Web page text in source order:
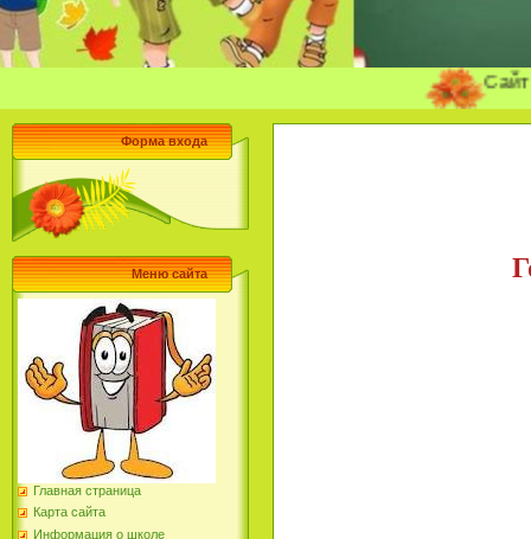
Сайт
Форма входа
Меню сайта
Главная страница
Карта сайта
Информация о школе